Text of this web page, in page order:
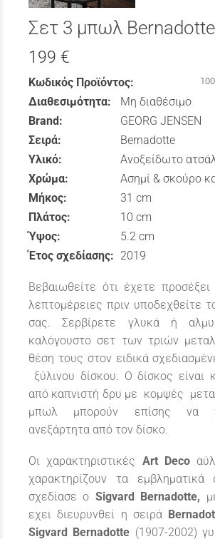
Σετ 3 μπωλ
199 €
Κωδικός Προϊόντος:
Διαθεσιμότητα:
Μη διαθέσιμο
Brand:
GEORG JENSEN
Σειρά:
Bernadotte
Υλικό:
Ανοξείδωτο
Χρώμα:
Ασημί & σκούρο
Μήκος:
31 cm
Πλάτος:
10 cm
Ύψος:
5.2 cm
Έτος σχεδίασης: 2019
Βεβαιωθείτε ότι έχετε
λεπτομέρειες πριν υποδεχθείτε
σας. Σερβίρετε γλυκά ή
καλόγουστο σετ των τριών
θέση τους στον ειδικά
ξύλινου δίσκου. Ο δίσκος είναι
από καπνιστή δρυ με κομψές
μπωλ μπορούν επίσης να
ανεξάρτητα από τον δίσκο.
Οι χαρακτηριστικές Art Deco
χαρακτηρίζουν τα εμβληματικά
σχεδίασε ο Sigvard Bernadotte,
εχει διευρυνθεί η σειρά
Sigvard Bernadotte (1907-2002)